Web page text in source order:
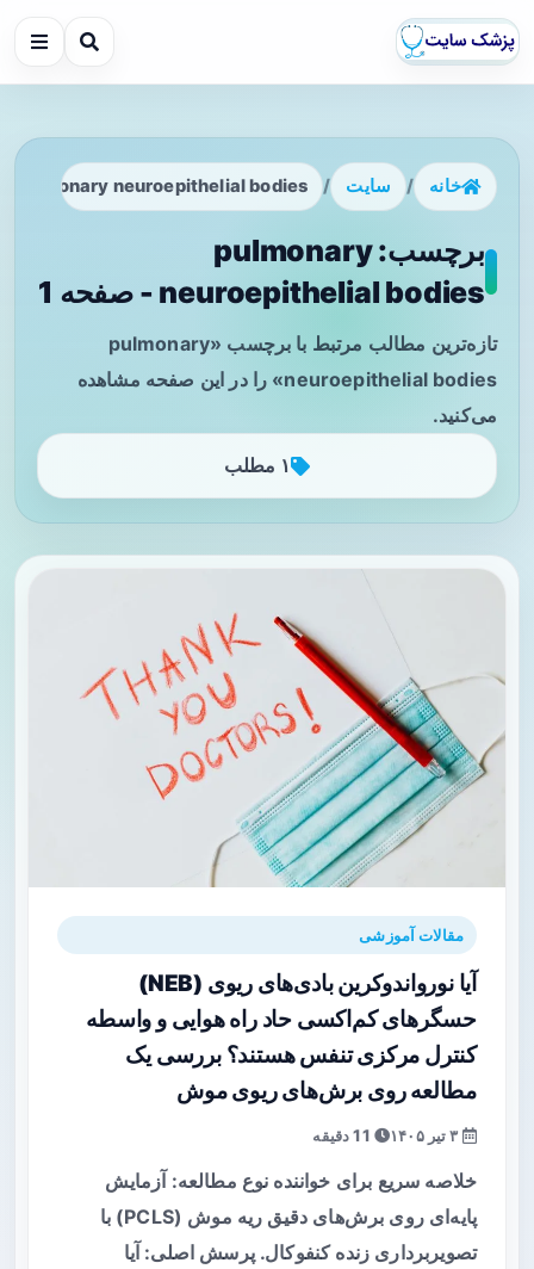
خانه / سایت /
pulmonary neuroepithelial bodies
برچسب: pulmonary
neuroepithelial bodies - صفحه 1
تازه‌ترین مطالب مرتبط با برچسب «pulmonary
neuroepithelial bodies» را در این صفحه مشاهده
می‌کنید.
۱ مطلب
مقالات آموزشی
آیا نورواندوکرین بادی‌های ریوی (NEB)
حسگرهای کم‌اکسی حاد راه هوایی و واسطه
کنترل مرکزی تنفس هستند؟ بررسی یک
مطالعه روی برش‌های ریوی موش
خلاصه سریع برای خواننده نوع مطالعه: آزمایش
پایه‌ای روی برش‌های دقیق ریه موش (PCLS) با
تصویربرداری زنده کنفوکال. پرسش اصلی: آیا